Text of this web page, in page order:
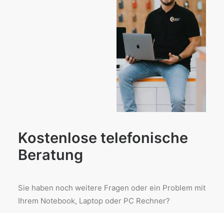
Kostenlose telefonische
Beratung
Sie haben noch weitere Fragen oder ein Problem mit
Ihrem Notebook, Laptop oder PC Rechner?